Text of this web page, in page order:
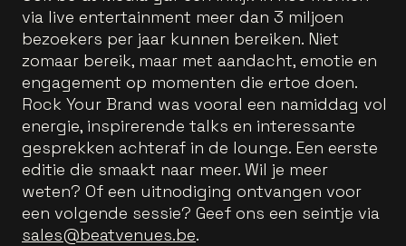
via live entertainment meer dan 3 miljoen
bezoekers per jaar kunnen bereiken. Niet
zomaar bereik, maar met aandacht, emotie en
engagement op momenten die ertoe doen.
Rock Your Brand was vooral een namiddag vol
energie, inspirerende talks en interessante
gesprekken achteraf in de lounge. Een eerste
editie die smaakt naar meer. Wil je meer
weten? Of een uitnodiging ontvangen voor
een volgende sessie? Geef ons een seintje via
sales@beatvenues.be.